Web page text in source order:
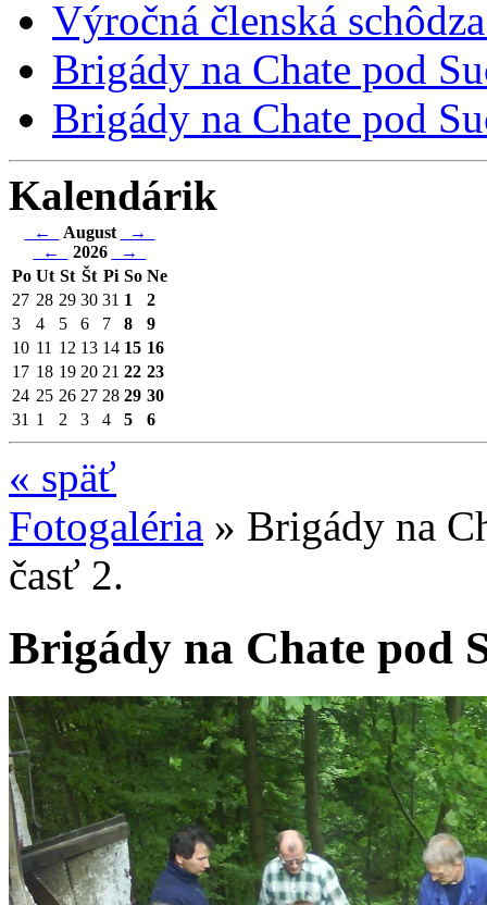
Výročná členská
Brigády na Chate pod
Brigády na Chate pod
Kalendárik
← August
→
←
2026
→
Po Ut St Št Pi So Ne
27 28 29 30 31 1
2
3
4 5 6 7 8
9
10 11 12 13 14 15 16
17 18 19 20 21 22 23
24 25 26 27 28 29 30
31 1 2 3 4 5 6
« späť
Fotogaléria » Brigády na
časť 2.
Brigády na Chate pod